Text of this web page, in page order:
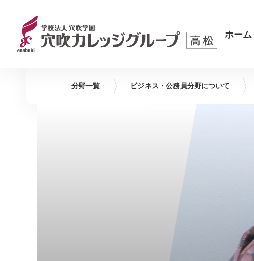
ホーム
分野一覧 ビジネス・公務員分野について